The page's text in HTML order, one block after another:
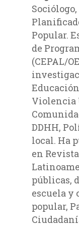
Popular.
de
(CEPAL/
Violencia
DDHH,
local. Ha
en
públicas,
escuela y
popular,